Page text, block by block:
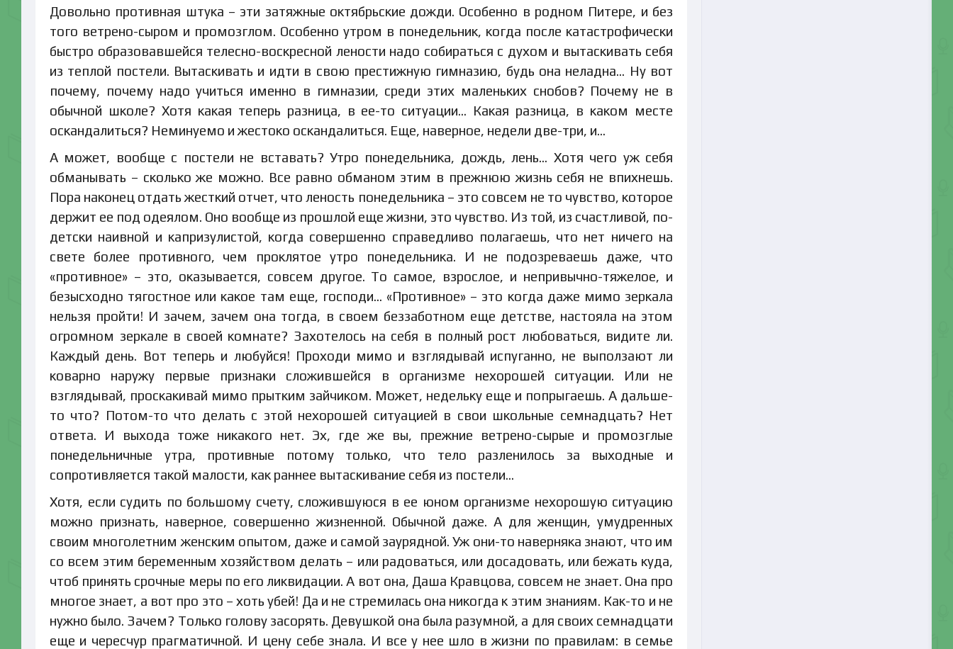
Довольно противная штука – эти затяжные октябрьские дожди. Особенно в родном Питере, и без
того ветрено-сыром и промозглом. Особенно утром в понедельник, когда после катастрофически
быстро образовавшейся телесно-воскресной лености надо собираться с духом и вытаскивать себя
из теплой постели. Вытаскивать и идти в свою престижную гимназию, будь она неладна… Ну вот
почему, почему надо учиться именно в гимназии, среди этих маленьких снобов? Почему не в
обычной школе? Хотя какая теперь разница, в ее-то ситуации… Какая разница, в каком месте
оскандалиться? Неминуемо и жестоко оскандалиться. Еще, наверное, недели две-три, и…
А может, вообще с постели не вставать? Утро понедельника, дождь, лень… Хотя чего уж себя
обманывать – сколько же можно. Все равно обманом этим в прежнюю жизнь себя не впихнешь.
Пора наконец отдать жесткий отчет, что леность понедельника – это совсем не то чувство, которое
держит ее под одеялом. Оно вообще из прошлой еще жизни, это чувство. Из той, из счастливой, по-
детски наивной и капризулистой, когда совершенно справедливо полагаешь, что нет ничего на
свете более противного, чем проклятое утро понедельника. И не подозреваешь даже, что
«противное» – это, оказывается, совсем другое. То самое, взрослое, и непривычно-тяжелое, и
безысходно тягостное или какое там еще, господи… «Противное» – это когда даже мимо зеркала
нельзя пройти! И зачем, зачем она тогда, в своем беззаботном еще детстве, настояла на этом
огромном зеркале в своей комнате? Захотелось на себя в полный рост любоваться, видите ли.
Каждый день. Вот теперь и любуйся! Проходи мимо и взглядывай испуганно, не выползают ли
коварно наружу первые признаки сложившейся в организме нехорошей ситуации. Или не
взглядывай, проскакивай мимо прытким зайчиком. Может, недельку еще и попрыгаешь. А дальше-
то что? Потом-то что делать с этой нехорошей ситуацией в свои школьные семнадцать? Нет
ответа. И выхода тоже никакого нет. Эх, где же вы, прежние ветрено-сырые и промозглые
понедельничные утра, противные потому только, что тело разленилось за выходные и
сопротивляется такой малости, как раннее вытаскивание себя из постели…
Хотя, если судить по большому счету, сложившуюся в ее юном организме нехорошую ситуацию
можно признать, наверное, совершенно жизненной. Обычной даже. А для женщин, умудренных
своим многолетним женским опытом, даже и самой заурядной. Уж они-то наверняка знают, что им
со всем этим беременным хозяйством делать – или радоваться, или досадовать, или бежать куда,
чтоб принять срочные меры по его ликвидации. А вот она, Даша Кравцова, совсем не знает. Она про
многое знает, а вот про это – хоть убей! Да и не стремилась она никогда к этим знаниям. Как-то и не
нужно было. Зачем? Только голову засорять. Девушкой она была разумной, а для своих семнадцати
еще и чересчур прагматичной. И цену себе знала. И все у нее шло в жизни по правилам: в семье